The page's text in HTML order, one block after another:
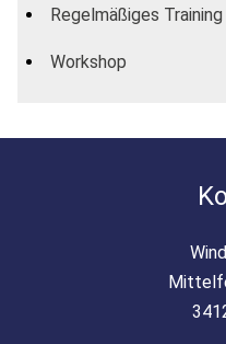
Regelmäßiges Training
Workshop